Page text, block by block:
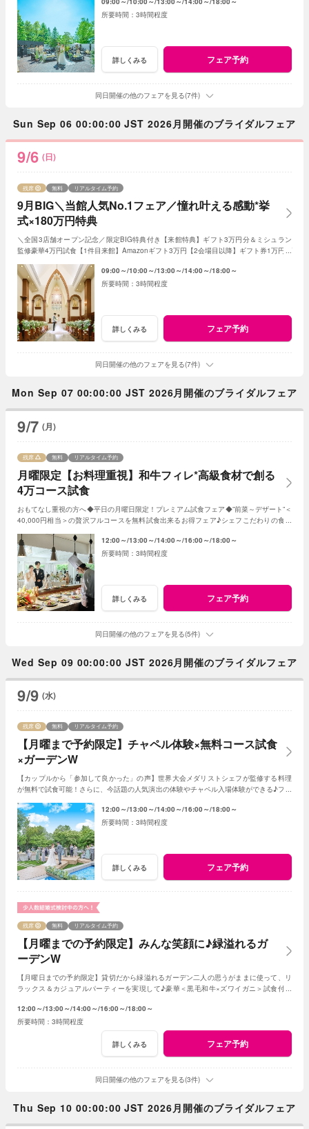
3時間程度
詳しくみる フェア予約
同日開催の他のフェアを見る(7件)
Sun Sep 06 00:00:00 JST 2026月開催のブライダルフェア
9/6 (日)
9月BIG＼当館人気No.1フェア／憧れ叶える感動*挙
式×180万円特典
残席 無料 リアルタイム予約
＼全国3店舗オープン記念／限定BIG特典付き【来館特典】ギフト3万円分＆ミシュラン
監修豪華4万円試食【1件目来館】Amazonギフト3万円【2会場目以降】ギフト券1万円プ
09:00～ 10:00～ 13:00～ 14:00～ 18:00～
3時間程度
詳しくみる フェア予約
同日開催の他のフェアを見る(7件)
Mon Sep 07 00:00:00 JST 2026月開催のブライダルフェア
9/7 (月)
月曜限定【お料理重視】和牛フィレ*高級食材で創る
4万コース試食
残席 無料 リアルタイム予約
おもてなし重視の方へ◆平日の月曜日限定！プレミアム試食フェア◆”前菜～デザート”＜
40,000円相当＞の贅沢フルコースを無料試食出来るお得フェア♪シェフこだわりの食材
12:00～ 13:00～ 14:00～ 16:00～ 18:00～
3時間程度
詳しくみる フェア予約
同日開催の他のフェアを見る(5件)
Wed Sep 09 00:00:00 JST 2026月開催のブライダルフェア
9/9 (水)
【月曜まで予約限定】チャペル体験×無料コース試食
×ガーデンW
残席 無料 リアルタイム予約
【カップルから「参加して良かった」の声】世界大会メダリストシェフが監修する料理
が無料で試食可能！さらに、今話題の人気演出の体験やチャペル入場体験ができる♪フェ
12:00～ 13:00～ 14:00～ 16:00～ 18:00～
3時間程度
詳しくみる フェア予約
【月曜までの予約限定】みんな笑顔に♪緑溢れるガ
ーデンW
残席 無料 リアルタイム予約
【月曜日までの予約限定】貸切だから緑溢れるガーデン二人の思うがままに使って、リ
ラックス＆カジュアルパーティーを実現して♪豪華＜黒毛和牛×ズワイガニ＞試食付き
12:00～ 13:00～ 14:00～ 16:00～ 18:00～
3時間程度
詳しくみる フェア予約
同日開催の他のフェアを見る(3件)
Thu Sep 10 00:00:00 JST 2026月開催のブライダルフェア